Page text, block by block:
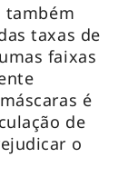
também
taxas de
faixas
é
de
o